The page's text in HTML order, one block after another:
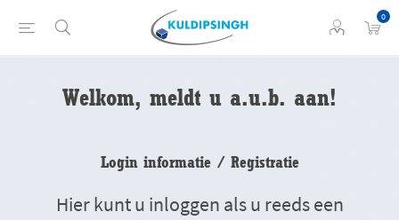
0
Welkom, meldt u a.u.b. aan!
Login informatie / Registratie
Hier kunt u inloggen als u reeds een